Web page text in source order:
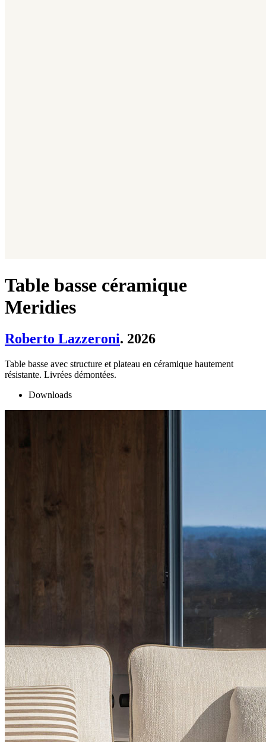
Table basse céramique
Meridies
Roberto Lazzeroni. 2026
Table basse avec structure et plateau en céramique hautement
résistante. Livrées démontées.
Downloads